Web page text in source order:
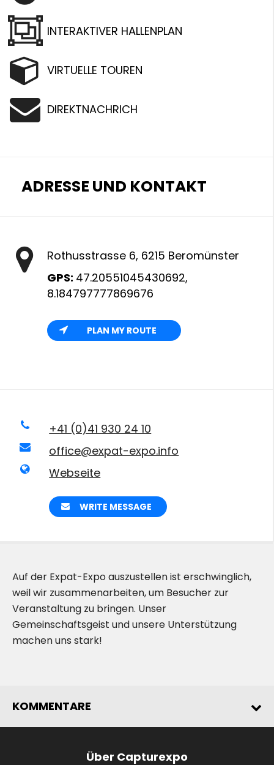
INTERAKTIVER HALLENPLAN
VIRTUELLE TOUREN
DIREKTNACHRICH
ADRESSE UND KONTAKT
Rothusstrasse 6, 6215 Beromünster
GPS: 47.20551045430692,
8.184797777869676
PLAN MY ROUTE
+41 (0)41 930 24 10
office@expat-expo.info
Webseite
WRITE MESSAGE
Auf der Expat-Expo auszustellen ist erschwinglich,
weil wir zusammenarbeiten, um Besucher zur
Veranstaltung zu bringen. Unser
Gemeinschaftsgeist und unsere Unterstützung
machen uns stark!
KOMMENTARE
Über Capturexpo